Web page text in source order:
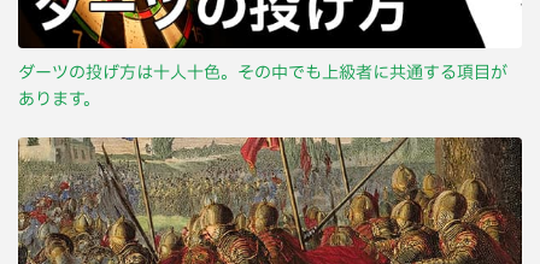
ダーツの投げ方は十人十色。その中でも上級者に共通する項目が
あります。